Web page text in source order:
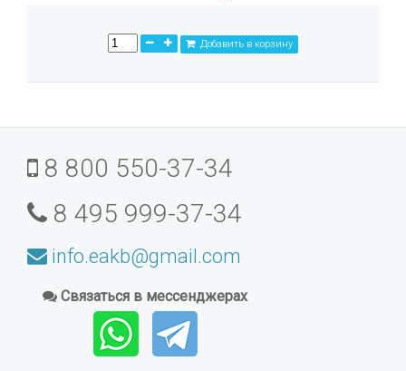
Добавить в корзину
8 800 550-37-34
8 495 999-37-34
info.eakb@gmail.com
Связаться в мессенджерах